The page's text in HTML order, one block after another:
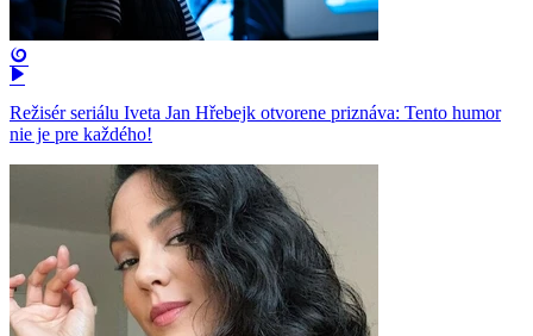
Režisér seriálu Iveta Jan Hřebejk otvorene priznáva: Tento humor
nie je pre každého!